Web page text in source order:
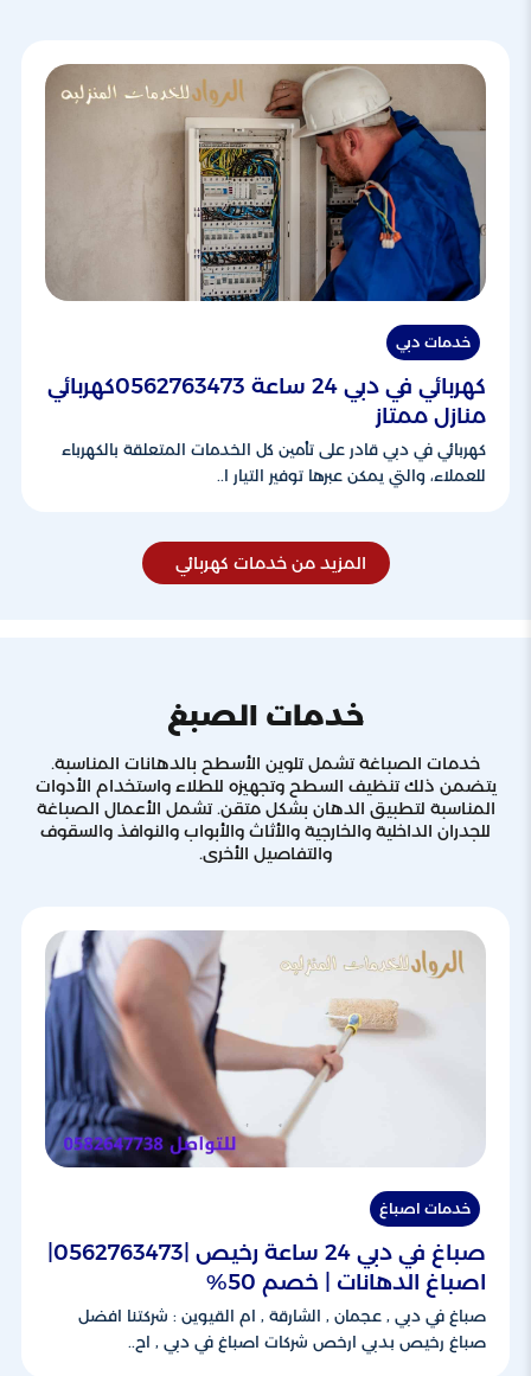
خدمات دبي
كهربائي في دبي 24 ساعة 0562763473كهربائي
منازل ممتاز
كهربائي في دبي قادر على تأمين كل الخدمات المتعلقة بالكهرباء
للعملاء، والتي يمكن عبرها توفير التيار ا..
المزيد من خدمات كهربائي
خدمات الصبغ
خدمات الصباغة تشمل تلوين الأسطح بالدهانات المناسبة.
يتضمن ذلك تنظيف السطح وتجهيزه للطلاء واستخدام الأدوات
المناسبة لتطبيق الدهان بشكل متقن. تشمل الأعمال الصباغة
للجدران الداخلية والخارجية والأثاث والأبواب والنوافذ والسقوف
والتفاصيل الأخرى.
خدمات اصباغ
اصباغ الدهانات | خصم 50%
صباغ في دبي , عجمان , الشارقة , ام القيوين : شركتنا افضل
صباغ رخيص بدبي ارخص شركات اصباغ في دبي , اح..